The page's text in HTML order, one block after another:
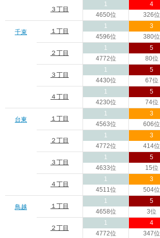
３丁目
1
4650位
4
326位
千束 １丁目
1
4596位
3
380位
２丁目
1
4772位
5
80位
３丁目
1
4430位
5
67位
４丁目
1
4230位
5
74位
台東 １丁目
1
4563位
3
606位
２丁目
1
4772位
3
414位
３丁目
1
4633位
5
15位
４丁目
1
4511位
3
504位
鳥越 １丁目
1
4658位
5
3位
２丁目
1
4772位
4
347位